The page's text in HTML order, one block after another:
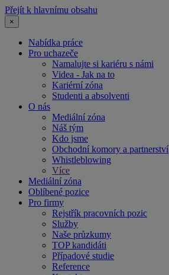
Přejít k hlavnímu obsahu
×
Nabídka práce
Pro uchazeče
Namalujte si kariéru s námi
Videa - Jak na to
Kariérní zóna
Studenti a absolventi
O nás
Mediální zóna
Náš tým
Kdo jsme
Obchodní komory a partnerství
Whistleblowing
Více
Mediální zóna
Oblíbené pozice
Pro firmy
Rejstřík pracovních pozic
Služby
Naše průzkumy
TOP kandidáti
Případové studie
Reference